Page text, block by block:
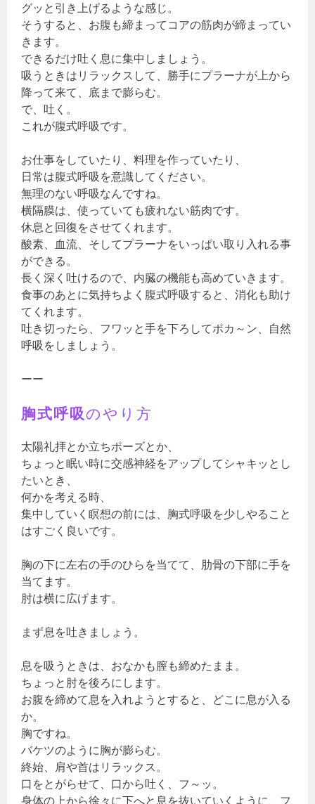
グッと引き上げるような感じ。
そうすると、お腹も締まってコアの筋肉が締まってい
きます。
できるだけ吐く息に集中しましょう。
吸うときはリラックスして、勝手にプラーナが上から
降って来て、底まで膨らむ。
で、吐く。
これが腹式呼吸です。
お仕事をしていたり、料理を作っていたり、
日常は腹式呼吸を意識してください。
無理のない呼吸なんですね。
横隔膜は、使っていても疲れない筋肉です。
休息と回復をさせてくれます。
酸素、血流、そしてプラーナをいっぱい取り入れる事
ができる。
長く深く吐けるので、内臓の機能も高めていきます。
食事のあとに気持ちよく腹式呼吸すると、消化も助け
てくれます。
吐き切ったら、フワッと手を下ろしてポカ～ン、自然
呼吸をしましょう。
ーー
胸式呼吸のやり方
太陽礼拝とか立ちポーズとか、
ちょっと眠い時に交感神経をアップしてシャキッとし
たいとき、
何かを考える時、
集中していく瞑想の前には、胸式呼吸を少しやること
はすごく良いです。
胸の下に左右の手のひらを当てて、肋骨の下部に手を
当てます。
肘は横に広げます。
まず息を吐きましょう。
息を吸うときは、おなかも膣も締めたまま。
ちょっと肘を後ろにします。
お腹を締めて息を入れようとすると、どこに息が入る
か。
胸ですね。
バケツのように胸が膨らむ。
終始、肩や首はリラックス。
口をとがらせて、口から吐く、フ～ッ。
身体の上から徐々に下へと息を抜いていくように、フ